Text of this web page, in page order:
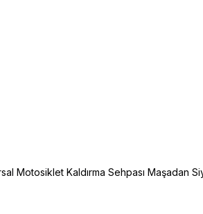
Motosiklet Kaldırma Sehpası Maşadan